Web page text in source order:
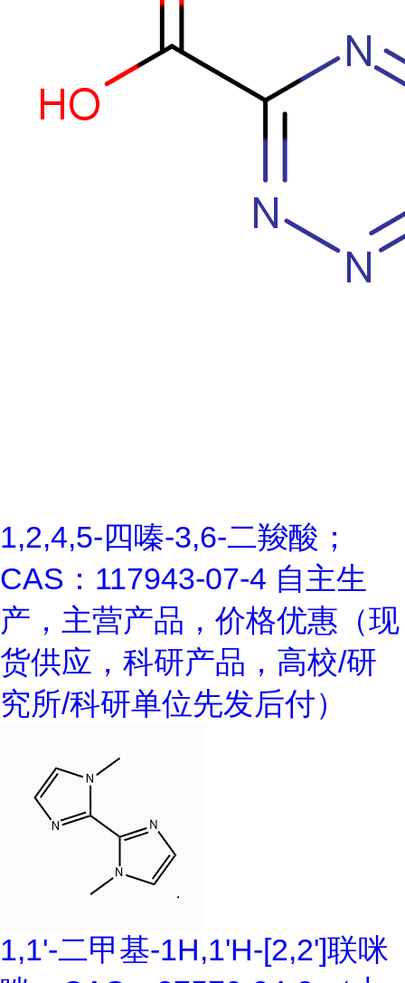
1,2,4,5-四嗪-3,6-二羧酸；
CAS：117943-07-4 自主生
产，主营产品，价格优惠（现
货供应，科研产品，高校/研
究所/科研单位先发后付）
1,1'-二甲基-1H,1'H-[2,2']联咪